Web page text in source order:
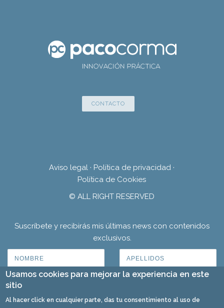
CONTACTO
Aviso legal · Política de privacidad ·
Política de Cookies
© ALL RIGHT RESERVED
Suscríbete y recibirás mis últimas news con contenidos
exclusivos.
Usamos cookies para mejorar la experiencia en este
sitio
Al hacer click en cualquier parte, das tu consentimiento al uso de